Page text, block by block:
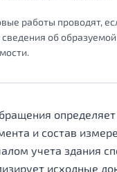
работы проводят,
сведения об
и состав
учета здания
исходные